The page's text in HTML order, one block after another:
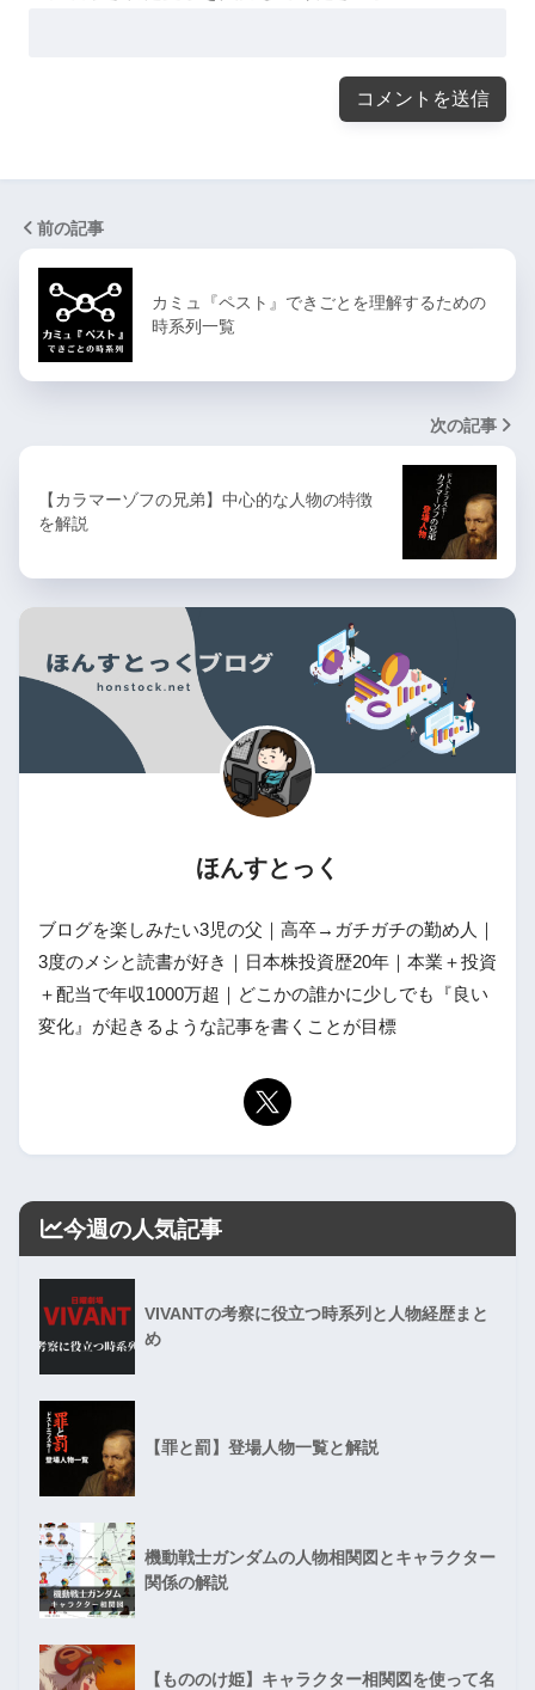
前の記事
カミュ『ペスト』できごとを理解するための
時系列一覧
次の記事
【カラマーゾフの兄弟】中心的な人物の特徴
を解説
ほんすとっく
ブログを楽しみたい3児の父｜高卒→ガチガチの勤め人｜
3度のメシと読書が好き｜日本株投資歴20年｜本業＋投資
＋配当で年収1000万超｜どこかの誰かに少しでも『良い
変化』が起きるような記事を書くことが目標
今週の人気記事
VIVANTの考察に役立つ時系列と人物経歴まと
め
【罪と罰】登場人物一覧と解説
機動戦士ガンダムの人物相関図とキャラクター
関係の解説
【もののけ姫】キャラクター相関図を使って名